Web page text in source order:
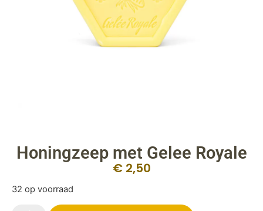
Honingzeep met Gelee Royale
€2,50
32 op voorraad